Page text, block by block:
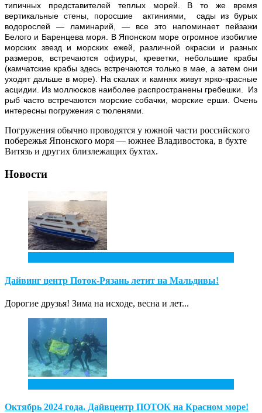
типичных представителей теплых морей. В то же время
вертикальные стены, поросшие актиниями, сады из бурых
водорослей — ламинарий, — все это напоминает пейзажи
Белого и Баренцева моря. В Японском море огромное изобилие
морских звезд и морских ежей, различной окраски и разных
размеров, встречаются офиуры, креветки, небольшие крабы
(камчатские крабы здесь встречаются только в мае, а затем они
уходят дальше в море). На скалах и камнях живут ярко-красные
асцидии. Из моллюсков наиболее распространены гребешки. Из
рыб часто встречаются морские собачки, морские ерши. Очень
интересны погружения с тюленями.
Погружения обычно проводятся у южной части российского
побережья Японского моря — южнее Владивостока, в бухте
Витязь и других близлежащих бухтах.
Новости
Дайвинг центр Поток-Рязань летит на Мальдивы!
Дорогие друзья! Зима на исходе, весна и лет...
Октябрь 2024 года. Дайвцентр ПОТОК на Красном море!